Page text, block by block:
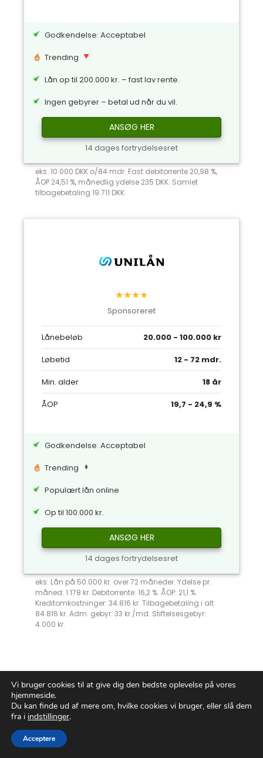
Godkendelse: Acceptabel
Trending
Lån op til 200.000 kr. – fast lav rente.
Ingen gebyrer – betal ud når du vil.
ANSØG HER
14 dages fortrydelsesret
eks: 10.000 DKK o/84 mdr. Fast debitorrente 20,98 %,
ÅOP 24,51 %, månedlig ydelse 235 DKK. Samlet
tilbagebetaling 19.711 DKK.
★★★★
Sponsoreret
Lånebeløb
20.000 - 100.000 kr
Løbetid
12 - 72 mdr.
Min. alder
18 år
ÅOP
19,7 - 24,9 %
Godkendelse: Acceptabel
Trending
Populært lån online
Op til 100.000 kr.
ANSØG HER
14 dages fortrydelsesret
eks: Lån på 50.000 kr. over 72 måneder. Ydelse pr.
måned: 1.178 kr. Debitorrente: 16,2 %. ÅOP: 21,1 %.
Kreditomkostninger: 34.816 kr. Tilbagebetaling i alt:
84.816 kr. Adm. gebyr: 33 kr./md. Stiftelsesgebyr:
4.000 kr.
Transformér Din Kørsel med
Et Billån
Har du nogensinde drømt om at glide
Vi bruger cookies til at give dig den bedste oplevelse på vores
hjemmeside.
Du kan finde ud af mere om, hvilke cookies vi bruger, eller slå dem
fra i indstillinger.
Acceptere